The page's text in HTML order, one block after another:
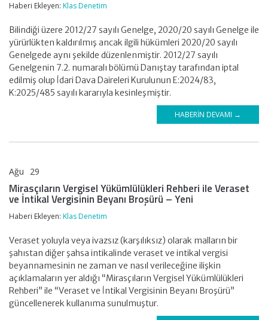
Haberi Ekleyen: Klas Denetim
Bilindiği üzere 2012/27 sayılı Genelge, 2020/20 sayılı Genelge ile
yürürlükten kaldırılmış ancak ilgili hükümleri 2020/20 sayılı
Genelgede aynı şekilde düzenlenmiştir. 2012/27 sayılı
Genelgenin 7.2. numaralı bölümü Danıştay tarafından iptal
edilmiş olup İdari Dava Daireleri Kurulunun E:2024/83,
K:2025/485 sayılı kararıyla kesinleşmiştir.
HABERIN DEVAMI →
Ağu 29
Mirasçıların Vergisel Yükümlülükleri Rehberi ile Veraset
ve İntikal Vergisinin Beyanı Broşürü – Yeni
Haberi Ekleyen: Klas Denetim
Veraset yoluyla veya ivazsız (karşılıksız) olarak malların bir
şahıstan diğer şahsa intikalinde veraset ve intikal vergisi
beyannamesinin ne zaman ve nasıl verileceğine ilişkin
açıklamaların yer aldığı “Mirasçıların Vergisel Yükümlülükleri
Rehberi” ile “Veraset ve İntikal Vergisinin Beyanı Broşürü”
güncellenerek kullanıma sunulmuştur.